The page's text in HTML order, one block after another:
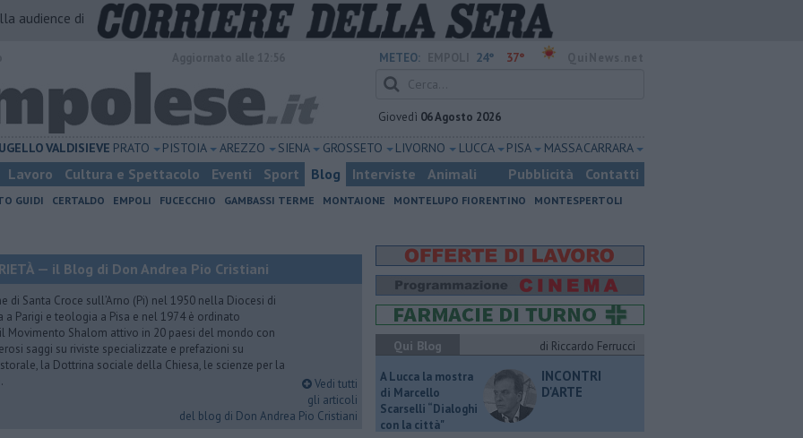
audience di
METEO: 24° 37°
Giovedì 06 Agosto 2026
VALDISIEVE PRATO PISTOIA AREZZO SIENA GROSSETO LIVORNO LUCCA PISA MASSA CARRARA
Lavoro Cultura e Spettacolo Eventi Sport Blog Interviste Animali Pubblicità Contatti
GUIDI CERTALDO EMPOLI FUCECCHIO GAMBASSI TERME MONTAIONE MONTELUPO FIORENTINO
MONTESPERTOLI
— il Blog di Don Andrea Pio Cristiani
di Santa Croce sull’Arno (Pi) nel 1950 nella Diocesi di
a Parigi e teologia a Pisa e nel 1974 è ordinato
Movimento Shalom attivo in 20 paesi del mondo con
saggi su riviste specializzate e prefazioni su
la Dottrina sociale della Chiesa, le scienze per la
Vedi tutti
gli articoli
del blog di Don Andrea Pio Cristiani
Qui Blog
di Riccardo Ferrucci
A Lucca la mostra
di Marcello
Scarselli “Dialoghi
con la città"
INCONTRI
D'ARTE